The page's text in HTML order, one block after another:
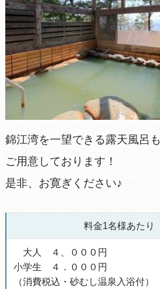
錦江湾を一望できる露天風呂も
ご用意しております！
是非、お寛ぎください♪
料金1名様あたり
大人 ４、０００円
小学生 ４．０００円
（消費税込・砂むし温泉入浴付）